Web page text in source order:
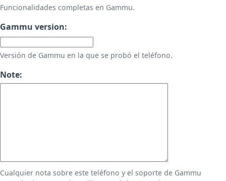
Funcionalidades completas en Gammu.
Gammu version:
Versión de Gammu en la que se probó el teléfono.
Note:
Cualquier nota sobre este teléfono y el soporte de Gammu